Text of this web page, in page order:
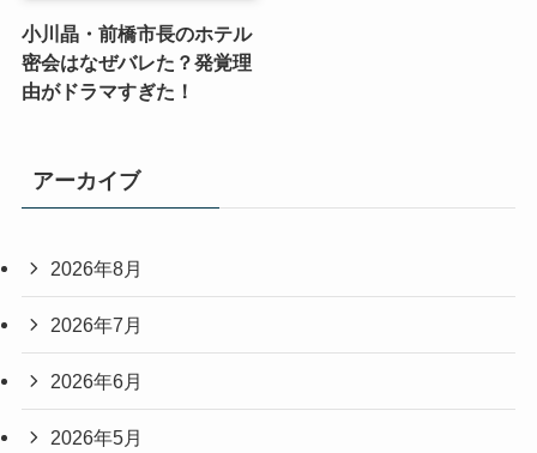
小川晶・前橋市長のホテル
密会はなぜバレた？発覚理
由がドラマすぎた！
アーカイブ
2026年8月
2026年7月
2026年6月
2026年5月